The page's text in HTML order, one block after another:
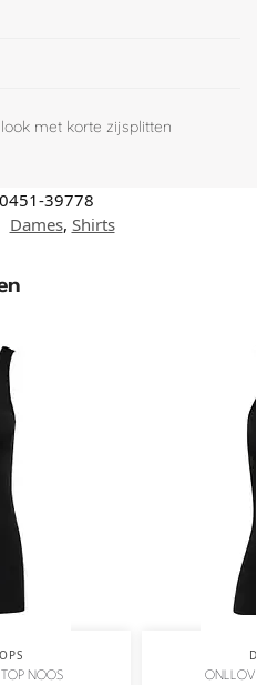
met korte zijsplitten
39778
Dames, Shirts
NOOS